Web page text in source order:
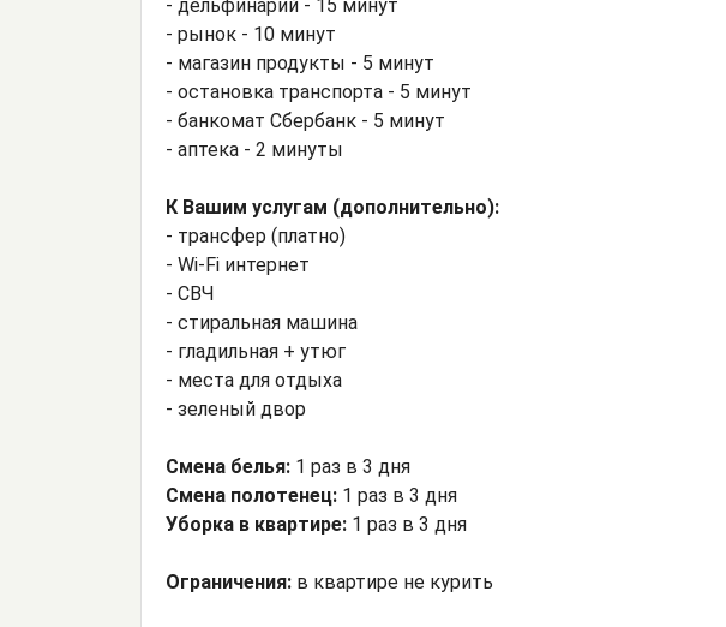
- дельфинарий - 15 минут
- рынок - 10 минут
- магазин продукты - 5 минут
- остановка транспорта - 5 минут
- банкомат Сбербанк - 5 минут
- аптека - 2 минуты
К Вашим услугам (дополнительно):
- трансфер (платно)
- Wi-Fi интернет
- СВЧ
- стиральная машина
- гладильная + утюг
- места для отдыха
- зеленый двор
Смена белья: 1 раз в 3 дня
Смена полотенец: 1 раз в 3 дня
Уборка в квартире: 1 раз в 3 дня
Ограничения: в квартире не курить